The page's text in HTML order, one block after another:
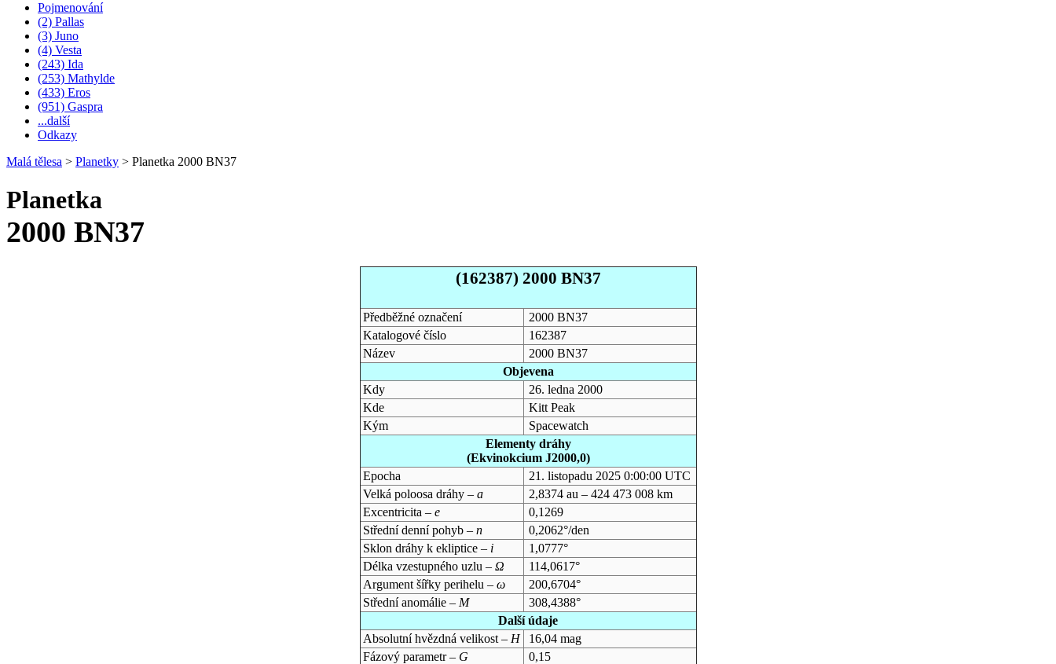
Pojmenování
(2) Pallas
(3) Juno
(4) Vesta
(243) Ida
(253) Mathylde
(433) Eros
(951) Gaspra
...další
Odkazy
Malá tělesa > Planetky > Planetka 2000 BN37
Planetka
2000 BN37
(162387) 2000 BN37
Předběžné označení
2000 BN37
Katalogové číslo
162387
Název
2000 BN37
Objevena
Kdy
26. ledna 2000
Kde
Kitt Peak
Kým
Spacewatch
Elementy dráhy
(Ekvinokcium J2000,0)
Epocha
21. listopadu 2025 0:00:00 UTC
Velká poloosa dráhy – a
2,8374 au – 424 473 008 km
Excentricita – e
0,1269
Střední denní pohyb – n
0,2062°/den
Sklon dráhy k ekliptice – i
1,0777°
Délka vzestupného uzlu – Ω
114,0617°
Argument šířky perihelu – ω
200,6704°
Střední anomálie – M
308,4388°
Další údaje
Absolutní hvězdná velikost – H
16,04 mag
Fázový parametr – G
0,15